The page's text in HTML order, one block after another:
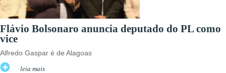
Flávio Bolsonaro anuncia deputado do PL como
vice
Alfredo Gaspar é de Alagoas
leia mais